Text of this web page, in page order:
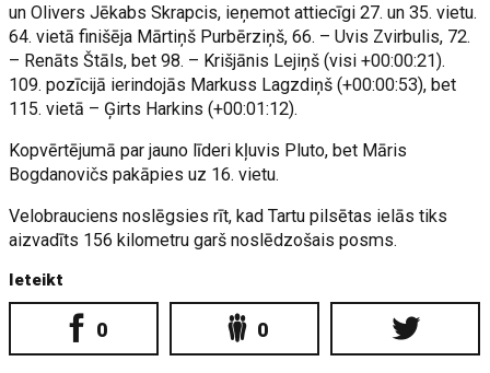
un Olivers Jēkabs Skrapcis, ieņemot attiecīgi 27. un 35. vietu.
64. vietā finišēja Mārtiņš Purbērziņš, 66. – Uvis Zvirbulis, 72.
– Renāts Štāls, bet 98. – Krišjānis Lejiņš (visi +00:00:21).
109. pozīcijā ierindojās Markuss Lagzdiņš (+00:00:53), bet
115. vietā – Ģirts Harkins (+00:01:12).
Kopvērtējumā par jauno līderi kļuvis Pluto, bet Māris
Bogdanovičs pakāpies uz 16. vietu.
Velobrauciens noslēgsies rīt, kad Tartu pilsētas ielās tiks
aizvadīts 156 kilometru garš noslēdzošais posms.
Ieteikt
0 0